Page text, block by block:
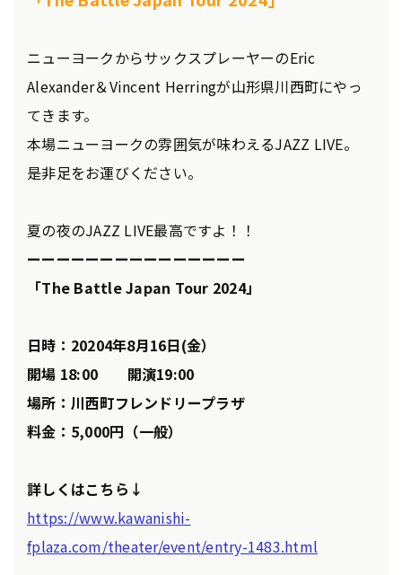
ニューヨークからサックスプレーヤーのEric
Alexander＆Vincent Herringが山形県川西町にやっ
てきます。
本場ニューヨークの雰囲気が味わえるJAZZ LIVE。
是非足をお運びください。
夏の夜のJAZZ LIVE最高ですよ！！
ーーーーーーーーーーーーーーー
「The Battle Japan Tour 2024」
日時：20204年8月16日(金）
開場 18:00 開演19:00
場所：川西町フレンドリープラザ
料金：5,000円（一般）
詳しくはこちら↓
https://www.kawanishi-
fplaza.com/theater/event/entry-1483.html